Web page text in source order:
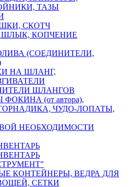
ТАЗЫ
СКОТЧ
КОПЧЕНИЕ
(СОЕДИНИТЕЛИ,
НА ШЛАНГ,
ШЛАНГОВ
(от автора),
ТОРНАДИКА, ЧУДО-ЛОПАТЫ,
НЕОБХОДИМОСТИ
КОНТЕЙНЕРЫ, ВЕДРА ДЛЯ
СЕТКИ